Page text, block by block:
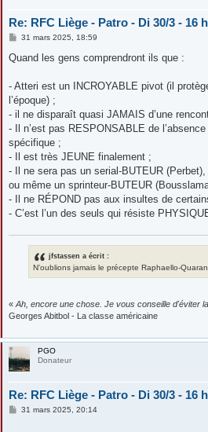
Re: RFC Liège - Patro - Di 30/3 - 16 h
M
s
g
31 mars 2025, 18:59
Quand les gens comprendront ils que :
- Atteri est un INCROYABLE pivot (il
l’époque) ;
- il ne disparaît quasi JAMAIS d’une
- Il n’est pas RESPONSABLE de
spécifique ;
- Il est très JEUNE finalement ;
- Il ne sera pas un serial-BUTEUR
ou même un sprinteur-BUTEUR
- Il ne RÉPOND pas aux insultes de
- C’est l’un des seuls qui résiste
jfstassen a écrit :
N'oublions jamais le précepte Raphaello-
« Ah, encore une chose. Je vous conseille d'éviter
Georges Abitbol - La classe américaine
PGO
Donateur
Re: RFC Liège - Patro - Di 30/3 - 16 h
M31 mars 2025, 20:14